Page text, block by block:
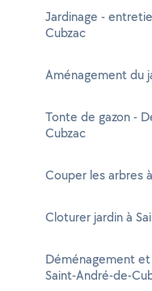
Jardinage -
Cubzac
Aménagement du
Tonte de gazon -
Cubzac
Couper les arbres
Cloturer jardin à
Déménagement
Saint-André-de-